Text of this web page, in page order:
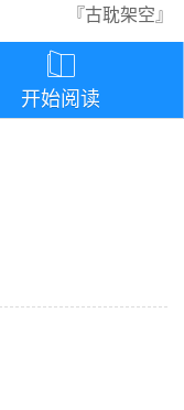
『古耽架空』

开始阅读